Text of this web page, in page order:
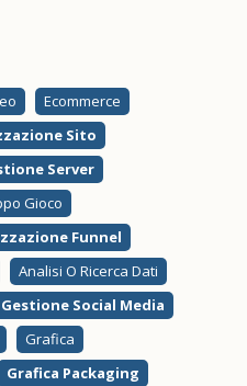
Ecommerce
Sito
Server
Gioco
Funnel
Analisi O Ricerca Dati
Gestione Social Media
Grafica
Grafica Packaging